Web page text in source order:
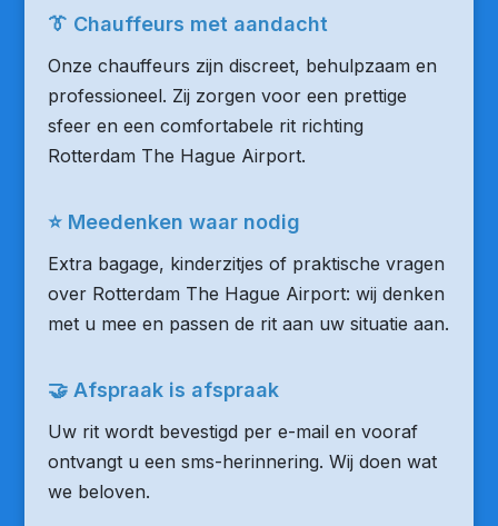
👔 Chauffeurs met aandacht
Onze chauffeurs zijn discreet, behulpzaam en
professioneel. Zij zorgen voor een prettige
sfeer en een comfortabele rit richting
Rotterdam The Hague Airport.
⭐ Meedenken waar nodig
Extra bagage, kinderzitjes of praktische vragen
over Rotterdam The Hague Airport: wij denken
met u mee en passen de rit aan uw situatie aan.
🤝 Afspraak is afspraak
Uw rit wordt bevestigd per e-mail en vooraf
ontvangt u een sms-herinnering. Wij doen wat
we beloven.